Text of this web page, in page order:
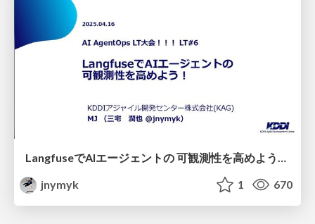
LangfuseでAIエージェントの 可観測性を高めよう！/Enhancing AI Agent Observability with Langfuse!
jnymyk
1 670